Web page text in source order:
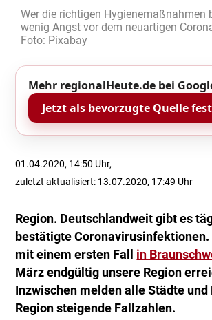
Wer die richtigen Hygienemaßnahmen
wenig Angst vor dem neuartigen
Foto: Pixabay
Mehr regionalHeute.de bei
Jetzt als bevorzugte Quelle
01.04.2020, 14:50 Uhr,
zuletzt aktualisiert: 13.07.2020, 17:49 Uhr
Region. Deutschlandweit gibt es
bestätigte Coronavirusinfektionen.
mit einem ersten Fall in
März endgültig unsere Region
Inzwischen melden alle Städte
Region steigende Fallzahlen.